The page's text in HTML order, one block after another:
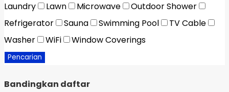
Laundry
Lawn Microwave
Outdoor Shower
Refrigerator
Sauna Swimming Pool
TV Cable
Washer
WiFi Window Coverings
Pencarian
Bandingkan daftar